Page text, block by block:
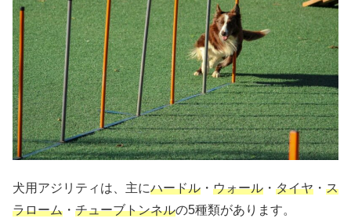
犬用アジリティは、主にハードル ・ ウォール ・ タイヤ ・ ス
ラローム ・ チューブトンネルの5種類があります。